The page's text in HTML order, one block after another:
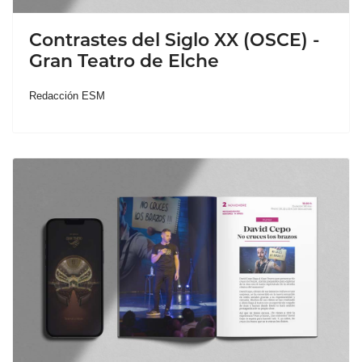
Contrastes del Siglo XX (OSCE) -
Gran Teatro de Elche
Redacción ESM